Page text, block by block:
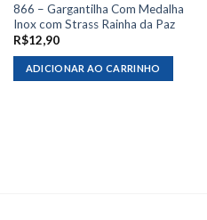
866 – Gargantilha Com Medalha
Inox com Strass Rainha da Paz
R$12,90
ADICIONAR AO CARRINHO